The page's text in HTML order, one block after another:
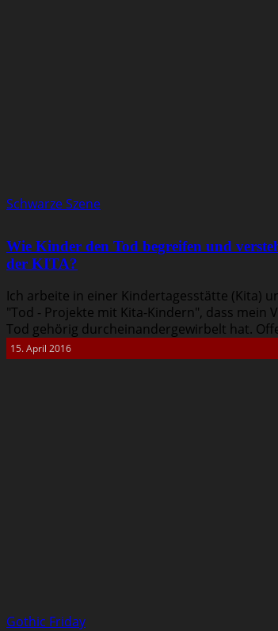
Schwarze Szene
Wie Kinder den Tod begreifen und
der KITA?
Ich arbeite in einer Kindertagesstätte (Kita)
"Tod - Projekte mit Kita-Kindern", dass mein
Tod gehörig durcheinandergewirbelt hat.
15. April 2016
Gothic Friday